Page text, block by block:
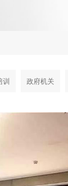
训 政府机关